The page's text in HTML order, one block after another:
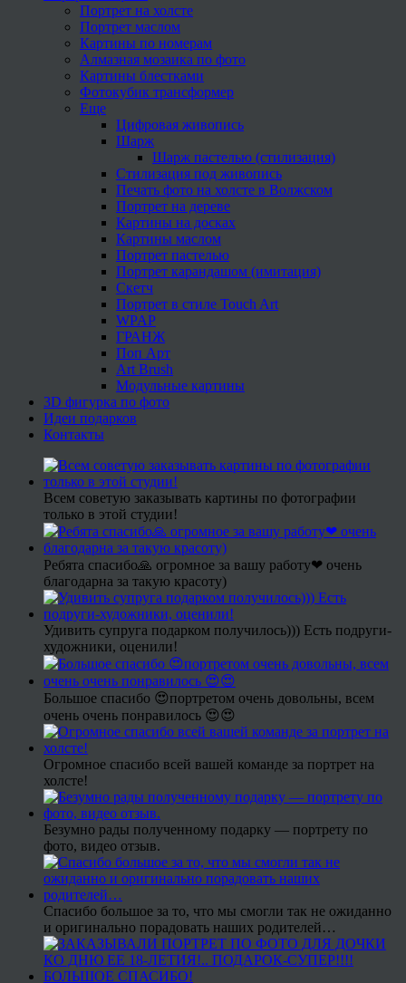
Портрет на холсте
Портрет маслом
Картины по номерам
Алмазная мозаика по фото
Картины блестками
Фотокубик трансформер
Еще
Цифровая живопись
Шарж
Шарж пастелью (стилизация)
Стилизация под живопись
Печать фото на холсте в Волжском
Портрет на дереве
Картины на досках
Картины маслом
Портрет пастелью
Портрет карандашом (имитация)
Скетч
Портрет в стиле Touch Art
WPAP
ГРАНЖ
Поп Арт
Art Brush
Модульные картины
3D фигурка по фото
Идеи подарков
Контакты
Всем советую заказывать картины по фотографии
только в этой студии!
Ребята спасибо🙏 огромное за вашу работу❤ очень
благодарна за такую красоту)
Удивить супруга подарком получилось))) Есть подруги-
художники, оценили!
Большое спасибо 😍портретом очень довольны, всем
очень очень понравилось 😍😍
Огромное спасибо всей вашей команде за портрет на
холсте!
Безумно рады полученному подарку — портрету по
фото, видео отзыв.
Спасибо большое за то, что мы смогли так не ожиданно
и оригинально порадовать наших родителей…